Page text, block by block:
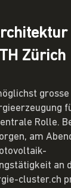
Zürich
grosse
Rolle.
am
an
cluster.ch